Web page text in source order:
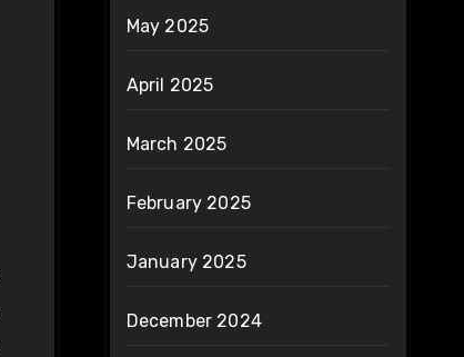
May 2025
April 2025
March 2025
February 2025
January 2025
December 2024